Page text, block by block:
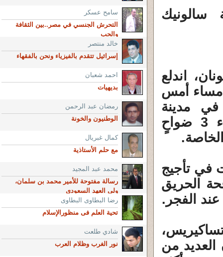
اندلع
مساء أمس
مدينة
سالونيك، مما استدعى إصدار تنبيهات إخلاء 3 ضواحٍ
في تأجيج
لمكافحة الحريق
الفجر.
العديد من
سامح عسكر
التحرش الجنسي في مصر..بين الثقافة
والحب
خالد منتصر
إسرائيل تتقدم بالفيزياء ونحن بالفقهاء
احمد شعبان
بديهيات
رمضان عبد الرحمن
الوطنيون والخونة
كمال غبريال
مع حلم الأستاذية
محمد عبد المجيد
رسالة مفتوحة للأمير محمد بن سلمان،
ولي العهد السعودي
رضا البطاوى البطاوى
تحية العلم فى منظورالإسلام
شادي طلعت
نور الغرب وظلام العرب